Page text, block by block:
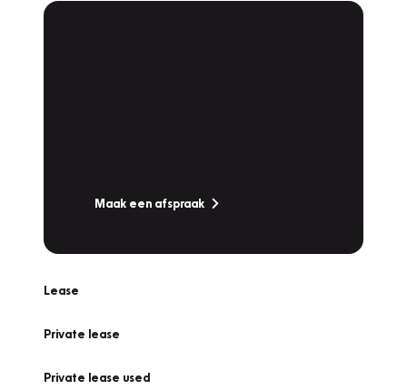
Maak een afspraak
Lease
Private lease
Private lease used